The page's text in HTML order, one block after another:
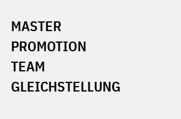
MASTER
PROMOTION
TEAM
GLEICHSTELLUNG